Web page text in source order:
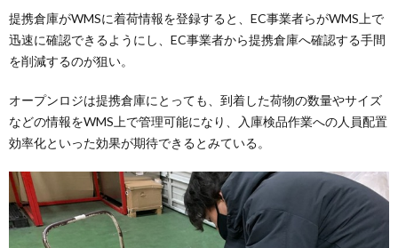
提携倉庫がWMSに着荷情報を登録すると、EC事業者らがWMS上で
迅速に確認できるようにし、EC事業者から提携倉庫へ確認する手間
を削減するのが狙い。
オープンロジは提携倉庫にとっても、到着した荷物の数量やサイズ
などの情報をWMS上で管理可能になり、入庫検品作業への人員配置
効率化といった効果が期待できるとみている。